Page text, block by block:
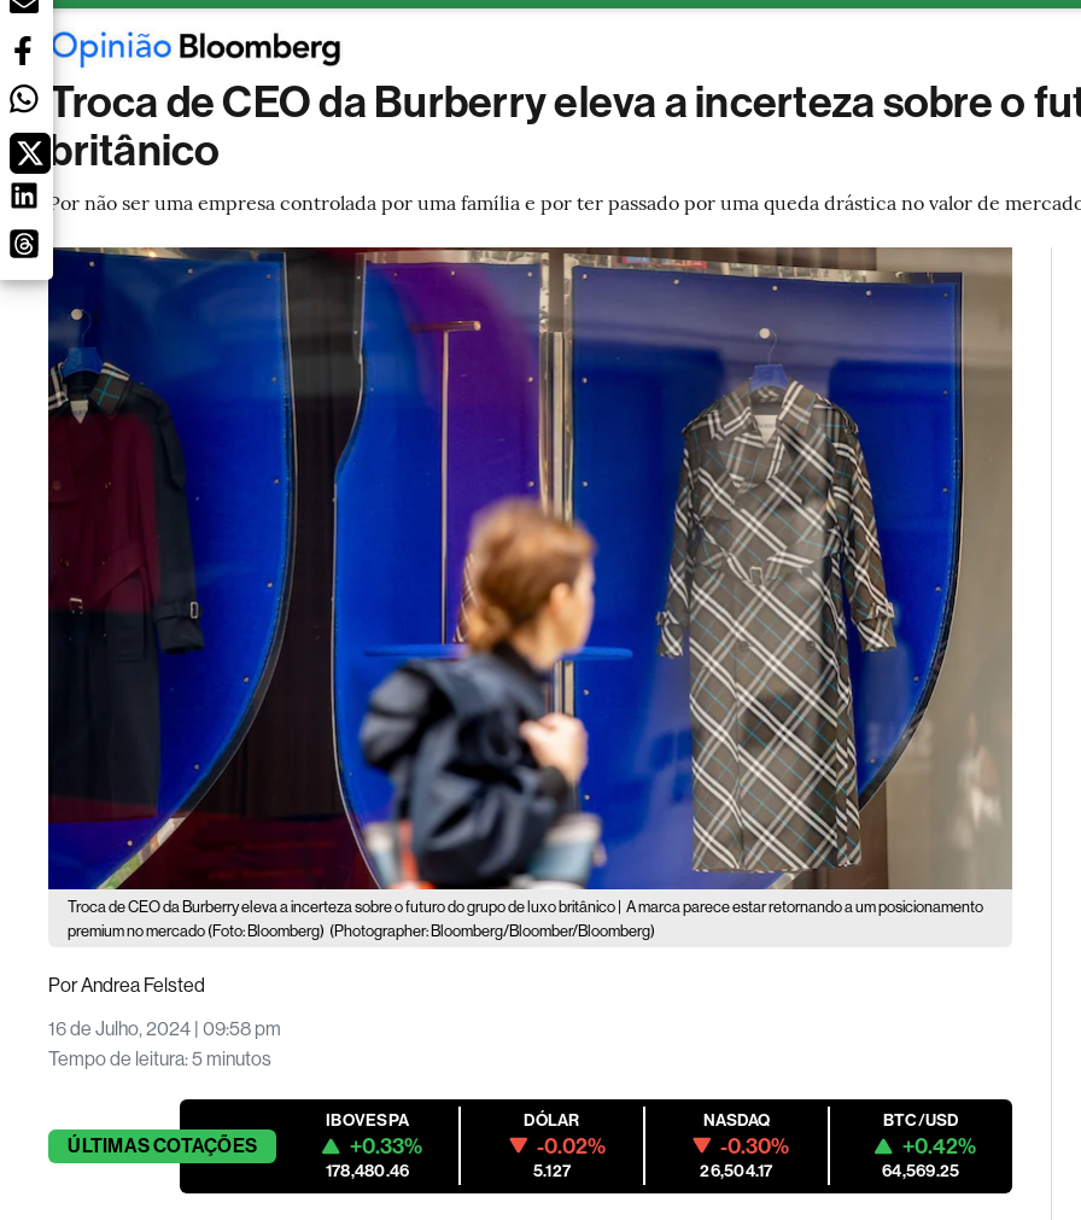
Troca de CEO da Burberry eleva a incerteza sobre o
britânico
Por não ser uma empresa controlada por uma família e por ter passado por uma queda drástica no valor de
Troca de CEO da Burberry eleva a incerteza sobre o futuro do grupo de luxo britânico | A marca parece estar retornando a um posicionamento
premium no mercado (Foto: Bloomberg) (Photographer: Bloomberg/Bloomber/Bloomberg)
PorAndrea Felsted
16 de Julho, 2024 | 09:58 pm
Tempo de leitura:5 minutos
ÚLTIMASCOTAÇÕES
IBOVESPA
+0.33%
178,480.46
DÓLAR
-0.02%
5.127
NASDAQ
-0.30%
26,504.17
BTC/USD
+0.42%
64,569.25